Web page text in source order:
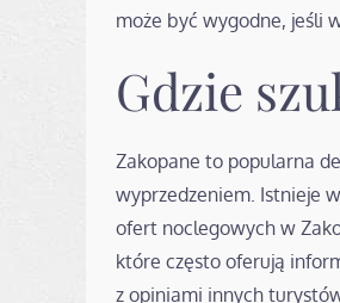
może być wygodne, jeśli
Gdzie
Zakopane to popularna
wyprzedzeniem. Istnieje
ofert noclegowych w
które często oferują
z opiniami innych